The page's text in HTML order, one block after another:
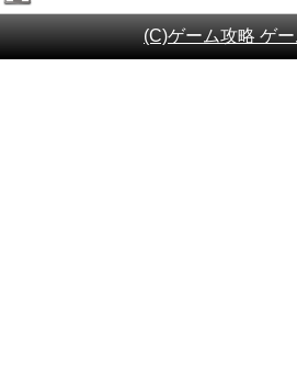
(C)ゲーム攻略 ゲ